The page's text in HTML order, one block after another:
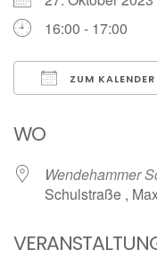
16:00 - 17:00
ZUM
WO
Wendehammer
Schulstraße ,